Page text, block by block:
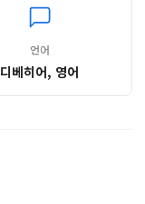
언어
디베히어, 영어